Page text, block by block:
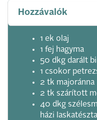
Hozzávalók
1 ek olaj
1 fej hagyma
50 dkg darált
1 csokor
2 tk majoránna
2 tk szárított
40 dkg
házi